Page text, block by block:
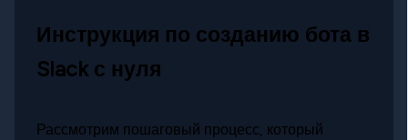
Инструкция по созданию бота в
Slack с нуля
Рассмотрим пошаговый процесс, который